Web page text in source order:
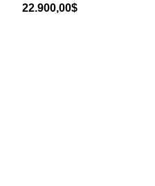
22.900,00$